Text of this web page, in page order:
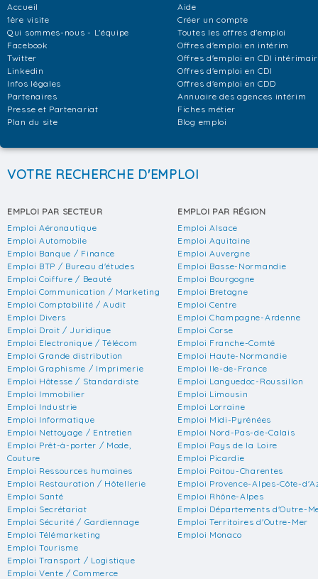
Accueil
1ère visite
Qui sommes-nous - L'équipe
Facebook
Twitter
Linkedin
Infos légales
Partenaires
Presse et Partenariat
Plan du site
Aide
Créer un compte
Toutes les offres d'emploi
Offres d'emploi en intérim
Offres d'emploi en CDI
Offres d'emploi en CDI
Offres d'emploi en CDD
Annuaire des agences intérim
Fiches métier
Blog emploi
VOTRE RECHERCHE D'EMPLOI
EMPLOI PAR SECTEUR
Emploi Aéronautique
Emploi Automobile
Emploi Banque / Finance
Emploi BTP / Bureau d'études
Emploi Coiffure / Beauté
Emploi Communication / Marketing
Emploi Comptabilité / Audit
Emploi Divers
Emploi Droit / Juridique
Emploi Electronique / Télécom
Emploi Grande distribution
Emploi Graphisme / Imprimerie
Emploi Hôtesse / Standardiste
Emploi Immobilier
Emploi Industrie
Emploi Informatique
Emploi Nettoyage / Entretien
Emploi Prêt-à-porter / Mode,
Couture
Emploi Ressources humaines
Emploi Restauration / Hôtellerie
Emploi Santé
Emploi Secrétariat
Emploi Sécurité / Gardiennage
Emploi Télémarketing
Emploi Tourisme
Emploi Transport / Logistique
Emploi Vente / Commerce
EMPLOI PAR RÉGION
Emploi Alsace
Emploi Aquitaine
Emploi Auvergne
Emploi Basse-Normandie
Emploi Bourgogne
Emploi Bretagne
Emploi Centre
Emploi Champagne-Ardenne
Emploi Corse
Emploi Franche-Comté
Emploi Haute-Normandie
Emploi Ile-de-France
Emploi Languedoc-Roussillon
Emploi Limousin
Emploi Lorraine
Emploi Midi-Pyrénées
Emploi Nord-Pas-de-Calais
Emploi Pays de la Loire
Emploi Picardie
Emploi Poitou-Charentes
Emploi Provence-Alpes-Côte-
Emploi Rhône-Alpes
Emploi Départements d'Outre-
Emploi Territoires d'Outre-Mer
Emploi Monaco